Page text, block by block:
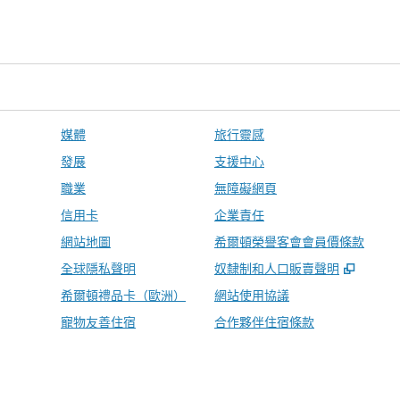
媒體
發展
職業
信用卡
網站地圖
全球隱私聲明
希爾頓禮品卡（歐洲）
寵物友善住宿
旅行靈感
支援中心
無障礙網頁
企業責任
希爾頓榮譽客會會員價條款
奴隸制和人口販賣聲明
,
網站使用協議
合作夥伴住宿條款